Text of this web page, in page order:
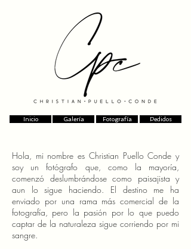
Inicio Galería Fotografía Pedidos
Hola, mi nombre es Christian Puello Conde y
soy un fotógrafo que, como la mayoría,
comenzó deslumbrándose como paisajista y
aun lo sigue haciendo. El destino me ha
enviado por una rama más comercial de la
fotografía, pero la pasión por lo que puedo
captar de la naturaleza sigue corriendo por mi
sangre.